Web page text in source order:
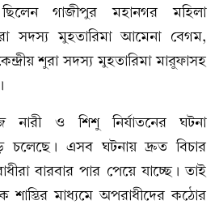
ছিলেন গাজীপুর মহানগর মহিলা
সদস্য মুহতারিমা আমেনা বেগম,
শুরা সদস্য মুহতারিমা মারুফাসহ
নারী ও শিশু নির্যাতনের ঘটনা
চলেছে। এসব ঘটনায় দ্রুত বিচার
বারবার পার পেয়ে যাচ্ছে। তাই
শাস্তির মাধ্যমে অপরাধীদের কঠোর